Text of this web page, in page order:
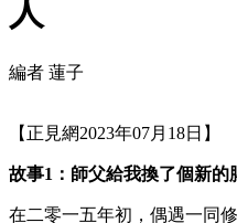
人
編者 蓮子
【正見網2023年07月18日】
故事1：師父給我換了個新的
在二零一五年初，偶遇一同